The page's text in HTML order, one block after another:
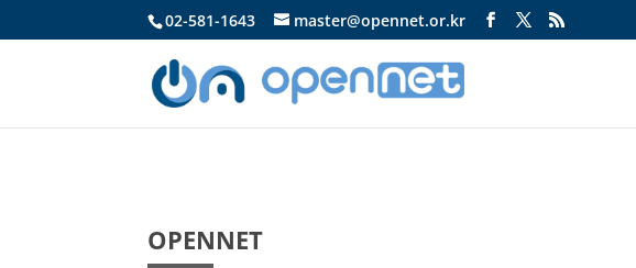
02-581-1643 master@opennet.or.kr
OPENNET